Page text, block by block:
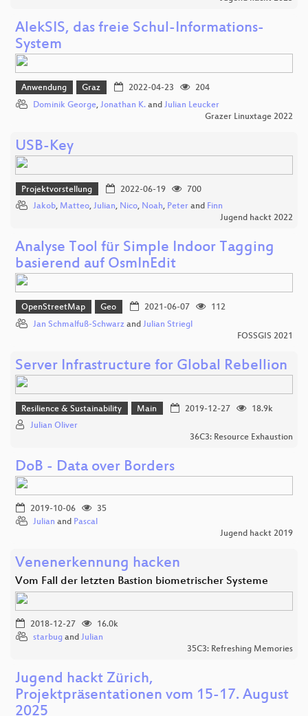
AlekSIS, das freie Schul-Informations-
System
Anwendung Graz 2022-04-23
204
Dominik George, Jonathan K. and Julian Leucker
Grazer Linuxtage 2022
USB-Key
Projektvorstellung 2022-06-19
700
Jakob, Matteo, Julian, Nico, Noah, Peter and Finn
Jugend hackt 2022
Analyse Tool für Simple Indoor Tagging
basierend auf OsmInEdit
OpenStreetMap Geo 2021-06-07
112
Jan Schmalfuß-Schwarz and Julian Striegl
FOSSGIS 2021
Server Infrastructure for Global Rebellion
Resilience & Sustainability Main 2019-12-27
18.9k
Julian Oliver
36C3: Resource Exhaustion
DoB - Data over Borders
2019-10-06
35
Julian and Pascal
Jugend hackt 2019
Venenerkennung hacken
Vom Fall der letzten Bastion biometrischer Systeme
2018-12-27
16.0k
starbug and Julian
35C3: Refreshing Memories
Jugend hackt Zürich,
Projektpräsentationen vom 15-17. August
2025